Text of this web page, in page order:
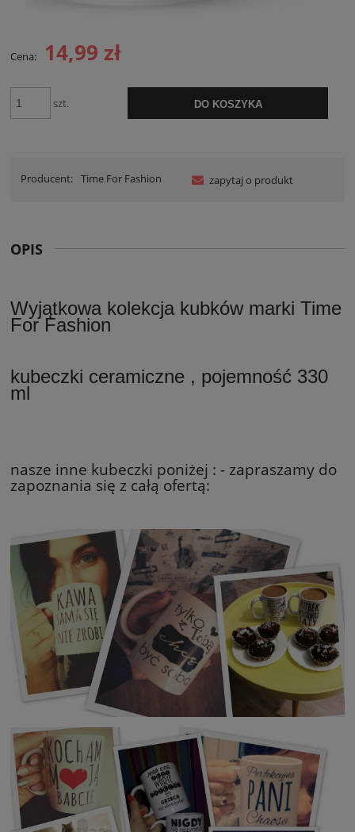
Cena: 14,99 zł
szt. DO KOSZYKA
Producent: Time For Fashion zapytaj o produkt
OPIS
Wyjątkowa kolekcja kubków marki Time
For Fashion
kubeczki ceramiczne , pojemność 330
ml
nasze inne kubeczki poniżej : - zapraszamy do
zapoznania się z całą ofertą: